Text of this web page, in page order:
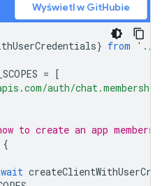
Wyświetl w GitHubie
} from './
= [
auth/
to create an app
{